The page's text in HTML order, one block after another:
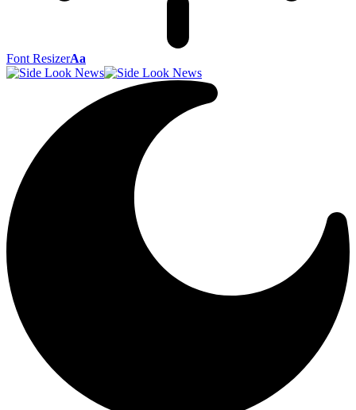
Font ResizerAa